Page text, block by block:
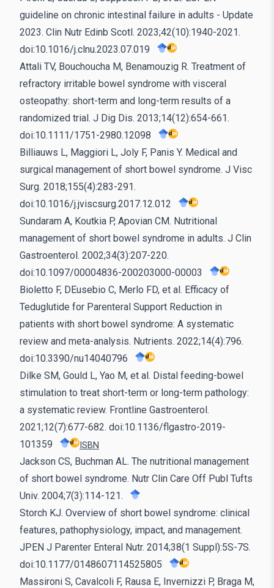
guideline on chronic intestinal failure in adults - Update
2023. Clin Nutr Edinb Scotl. 2023;42(10):1940-2021.
doi:10.1016/j.clnu.2023.07.019
Attali TV, Bouchoucha M, Benamouzig R. Treatment of
refractory irritable bowel syndrome with visceral
osteopathy: short-term and long-term results of a
randomized trial. J Dig Dis. 2013;14(12):654-661.
doi:10.1111/1751-2980.12098
Billiauws L, Maggiori L, Joly F, Panis Y. Medical and
surgical management of short bowel syndrome. J Visc
Surg. 2018;155(4):283-291.
doi:10.1016/j.jviscsurg.2017.12.012
Sundaram A, Koutkia P, Apovian CM. Nutritional
management of short bowel syndrome in adults. J Clin
Gastroenterol. 2002;34(3):207-220.
doi:10.1097/00004836-200203000-00003
Bioletto F, DEusebio C, Merlo FD, et al. Efficacy of
Teduglutide for Parenteral Support Reduction in
patients with short bowel syndrome: A systematic
review and meta-analysis. Nutrients. 2022;14(4):796.
doi:10.3390/nu14040796
Dilke SM, Gould L, Yao M, et al. Distal feeding-bowel
stimulation to treat short-term or long-term pathology:
a systematic review. Frontline Gastroenterol.
2021;12(7):677-682. doi:10.1136/flgastro-2019-
101359
ISBN
Jackson CS, Buchman AL. The nutritional management
of short bowel syndrome. Nutr Clin Care Off Publ Tufts
Univ. 2004;7(3):114-121.
Storch KJ. Overview of short bowel syndrome: clinical
features, pathophysiology, impact, and management.
JPEN J Parenter Enteral Nutr. 2014;38(1 Suppl):5S-7S.
doi:10.1177/0148607114525805
Massironi S, Cavalcoli F, Rausa E, Invernizzi P, Braga M,